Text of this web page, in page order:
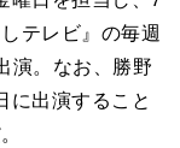
テレビ』の毎週
演。なお、勝野
に出演すること